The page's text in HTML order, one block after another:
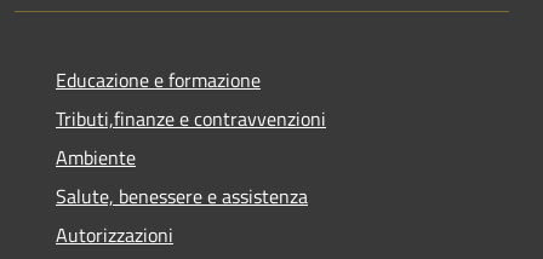
Educazione e formazione
Tributi,finanze e contravvenzioni
Ambiente
Salute, benessere e assistenza
Autorizzazioni